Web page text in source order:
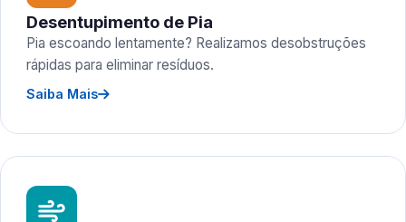
Desentupimento de Pia
Pia escoando lentamente? Realizamos desobstruções
rápidas para eliminar resíduos.
Saiba Mais